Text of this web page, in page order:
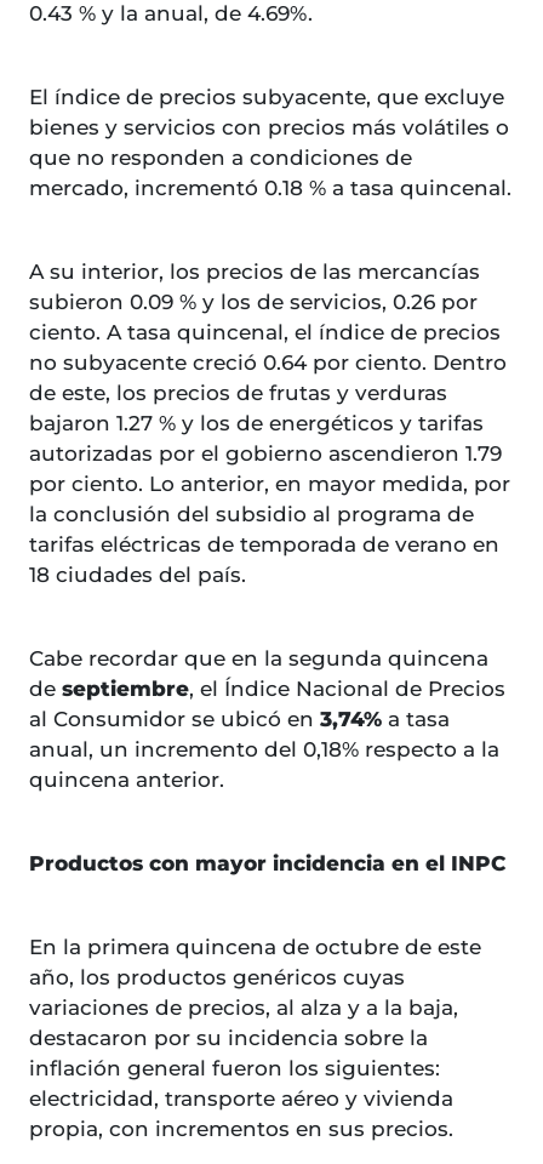
0.43 % y la anual, de 4.69%.
El índice de precios subyacente, que excluye
bienes y servicios con precios más volátiles o
que no responden a condiciones de
mercado, incrementó 0.18 % a tasa quincenal.
A su interior, los precios de las mercancías
subieron 0.09 % y los de servicios, 0.26 por
ciento. A tasa quincenal, el índice de precios
no subyacente creció 0.64 por ciento. Dentro
de este, los precios de frutas y verduras
bajaron 1.27 % y los de energéticos y tarifas
autorizadas por el gobierno ascendieron 1.79
por ciento. Lo anterior, en mayor medida, por
la conclusión del subsidio al programa de
tarifas eléctricas de temporada de verano en
18 ciudades del país.
Cabe recordar que en la segunda quincena
de septiembre, el Índice Nacional de Precios
al Consumidor se ubicó en 3,74% a tasa
anual, un incremento del 0,18% respecto a la
quincena anterior.
Productos con mayor incidencia en el INPC
En la primera quincena de octubre de este
año, los productos genéricos cuyas
variaciones de precios, al alza y a la baja,
destacaron por su incidencia sobre la
inflación general fueron los siguientes:
electricidad, transporte aéreo y vivienda
propia, con incrementos en sus precios.